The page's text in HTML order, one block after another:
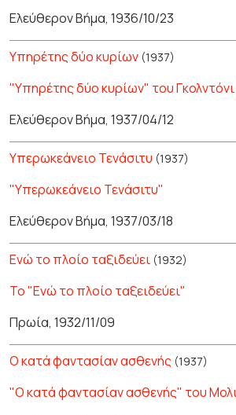
Ελεύθερον Βήμα, 1936/10/23
Υπηρέτης δύο κυρίων (1937)
"Υπηρέτης δύο κυρίων" του Γκολντόνι
Ελεύθερον Βήμα, 1937/04/12
Υπερωκεάνειο Τενάσιτυ (1937)
"Υπερωκεάνειο Τενάσιτυ"
Ελεύθερον Βήμα, 1937/03/18
Ενώ το πλοίο ταξιδεύει (1932)
Το "Ενώ το πλοίο ταξειδεύει"
Πρωία, 1932/11/09
Ο κατά φαντασίαν ασθενής (1937)
"Ο κατά φαντασίαν ασθενής" του